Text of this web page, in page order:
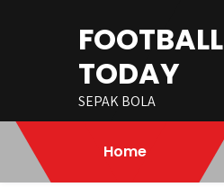
FOOTBALL
TODAY
SEPAK BOLA
Home